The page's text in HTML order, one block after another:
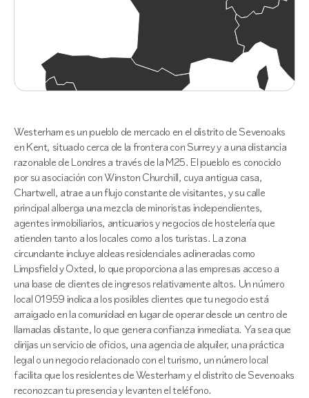
Westerham es un pueblo de mercado en el distrito de Sevenoaks
en Kent, situado cerca de la frontera con Surrey y a una distancia
razonable de Londres a través de la M25. El pueblo es conocido
por su asociación con Winston Churchill, cuya antigua casa,
Chartwell, atrae a un flujo constante de visitantes, y su calle
principal alberga una mezcla de minoristas independientes,
agentes inmobiliarios, anticuarios y negocios de hostelería que
atienden tanto a los locales como a los turistas. La zona
circundante incluye aldeas residenciales adineradas como
Limpsfield y Oxted, lo que proporciona a las empresas acceso a
una base de clientes de ingresos relativamente altos. Un número
local 01959 indica a los posibles clientes que tu negocio está
arraigado en la comunidad en lugar de operar desde un centro de
llamadas distante, lo que genera confianza inmediata. Ya sea que
dirijas un servicio de oficios, una agencia de alquiler, una práctica
legal o un negocio relacionado con el turismo, un número local
facilita que los residentes de Westerham y el distrito de Sevenoaks
reconozcan tu presencia y levanten el teléfono.